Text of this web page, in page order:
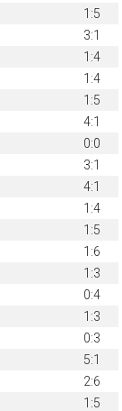
1:5
3:1
1:4
1:4
1:5
4:1
0:0
3:1
4:1
1:4
1:5
1:6
1:3
0:4
1:3
0:3
5:1
2:6
1:5